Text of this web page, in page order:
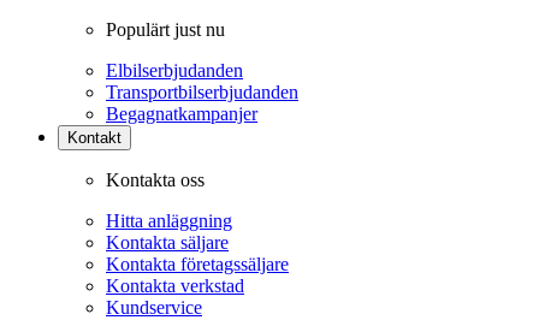
Populärt just nu
Elbilserbjudanden
Transportbilserbjudanden
Begagnatkampanjer
Kontakt
Kontakta oss
Hitta anläggning
Kontakta säljare
Kontakta företagssäljare
Kontakta verkstad
Kundservice